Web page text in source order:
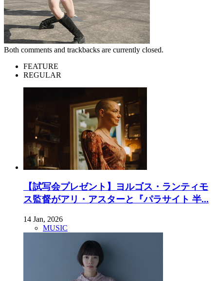
Both comments and trackbacks are currently closed.
FEATURE
REGULAR
【試写会プレゼント】ヨルゴス・ランティモ
ス監督がアリ・アスターと『パラサイト 半...
14 Jan, 2026
MUSIC